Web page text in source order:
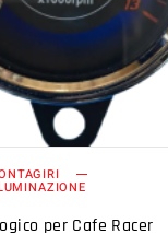
per Cafe Racer